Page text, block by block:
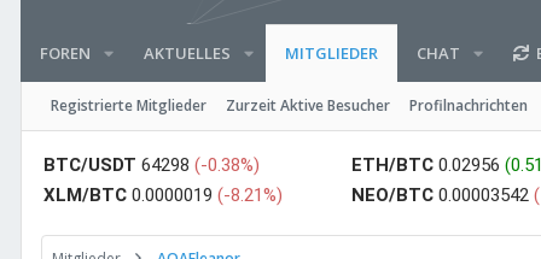
FOREN AKTUELLES MITGLIEDER CHAT
Registrierte Mitglieder Zurzeit Aktive Besucher Profilnachrichten
BTC/USDT 64298 (-0.38%) ETH/BTC 0.02956
XLM/BTC 0.0000019 (-8.21%) NEO/BTC 0.00003542